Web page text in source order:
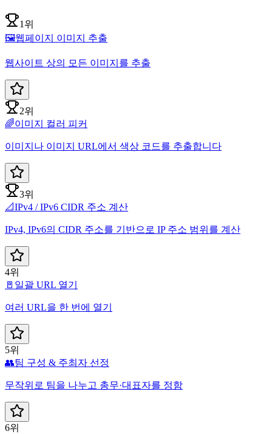
1위
🖼️웹페이지 이미지 추출
웹사이트 상의 모든 이미지를 추출
2위
🌈이미지 컬러 피커
이미지나 이미지 URL에서 색상 코드를 추출합니다
3위
📐IPv4 / IPv6 CIDR 주소 계산
IPv4, IPv6의 CIDR 주소를 기반으로 IP 주소 범위를 계산
4위
🚪 일괄 URL 열기
여러 URL을 한 번에 열기
5위
👥팀 구성 & 주최자 선정
무작위로 팀을 나누고 총무·대표자를 정함
6위